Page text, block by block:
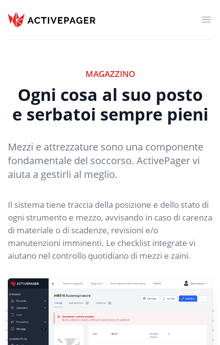
ActivePager
MAGAZZINO
Ogni cosa al suo posto
e serbatoi sempre pieni
Mezzi e attrezzature sono una componente
fondamentale del soccorso. ActivePager vi
aiuta a gestirli al meglio.
Il sistema tiene traccia della posizione e dello stato di
ogni strumento e mezzo, avvisando in caso di carenza
di materiale o di scadenze, revisioni e/o
manutenzioni imminenti. Le checklist integrate vi
aiutano nel controllo quotidiano di mezzi e zaini.